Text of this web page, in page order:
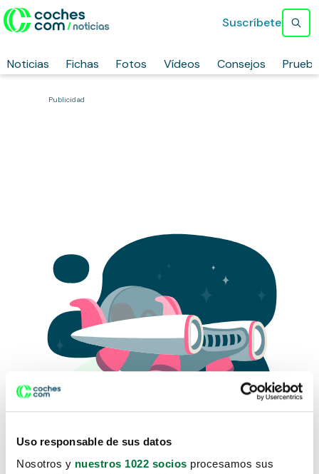
Uso responsable de sus datos
Nosotros y nuestros 1022 socios procesamos sus
Noticias Fichas Fotos Vídeos Consejos
Suscríbete
Publicidad